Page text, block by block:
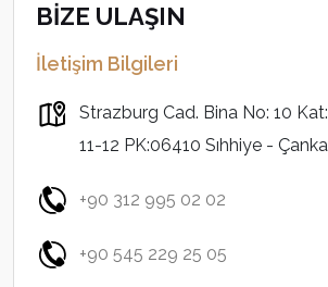
BİZE ULAŞIN
İletişim Bilgileri
Strazburg Cad. Bina No: 10
11-12 PK:06410 Sıhhiye -
+90 312 995 02 02
+90 545 229 25 05